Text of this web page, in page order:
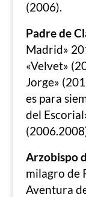
(2006).
Padre de
Madrid»
«Velvet»
Jorge»
es para
del
Arzobispo
milagro de
Aventura